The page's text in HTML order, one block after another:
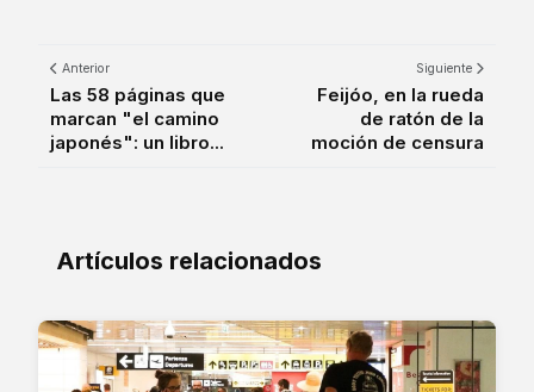
Anterior
Las 58 páginas que
marcan "el camino
japonés": un libro...
Siguiente
Feijóo, en la rueda
de ratón de la
moción de censura
Artículos relacionados